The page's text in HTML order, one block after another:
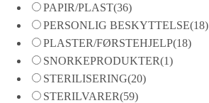
PAPIR/PLAST(36)
PERSONLIG BESKYTTELSE(18)
PLASTER/FØRSTEHJELP(18)
SNORKEPRODUKTER(1)
STERILISERING(20)
STERILVARER(59)